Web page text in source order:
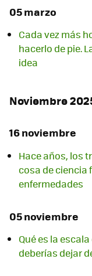
05 marzo
Cada vez más
hacerlo de pie.
idea
Noviembre
16 noviembre
Hace años, los
cosa de ciencia
enfermedades
05 noviembre
Qué es la
deberías dejar